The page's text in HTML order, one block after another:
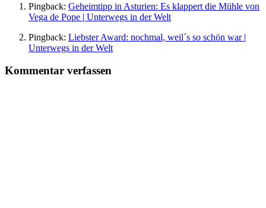
Pingback: Geheimtipp in Asturien: Es klappert die Mühle von
Vega de Pope | Unterwegs in der Welt
Pingback: Liebster Award: nochmal, weil´s so schön war |
Unterwegs in der Welt
Kommentar verfassen